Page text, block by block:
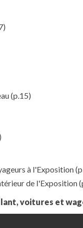
(p.15)
à l'Exposition
de l'Exposition
voitures et